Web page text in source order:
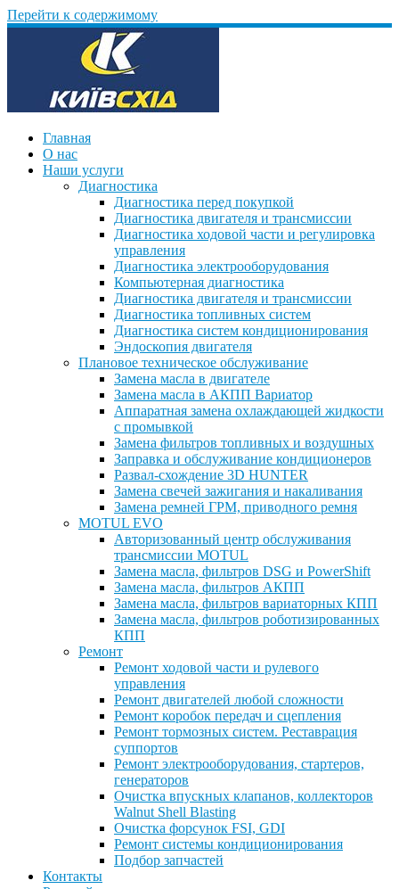
Перейти к содержимому
Главная
О нас
Наши услуги
Диагностика
Диагностика перед покупкой
Диагностика двигателя и трансмиссии
Диагностика ходовой части и регулировка
управления
Диагностика электрооборудования
Компьютерная диагностика
Диагностика двигателя и трансмиссии
Диагностика топливных систем
Диагностика систем кондиционирования
Эндоскопия двигателя
Плановое техническое обслуживание
Замена масла в двигателе
Замена масла в АКПП Вариатор
Аппаратная замена охлаждающей жидкости
с промывкой
Замена фильтров топливных и воздушных
Заправка и обслуживание кондиционеров
Развал-схождение 3D HUNTER
Замена свечей зажигания и накаливания
Замена ремней ГРМ, приводного ремня
MOTUL EVO
Авторизованный центр обслуживания
трансмиссии MOTUL
Замена масла, фильтров DSG и PowerShift
Замена масла, фильтров АКПП
Замена масла, фильтров вариаторных КПП
Замена масла, фильтров роботизированных
КПП
Ремонт
Ремонт ходовой части и рулевого
управления
Ремонт двигателей любой сложности
Ремонт коробок передач и сцепления
Ремонт тормозных систем. Реставрация
суппортов
Ремонт электрооборудования, стартеров,
генераторов
Очистка впускных клапанов, коллекторов
Walnut Shell Blasting
Очистка форсунок FSI, GDI
Ремонт системы кондиционирования
Подбор запчастей
Контакты